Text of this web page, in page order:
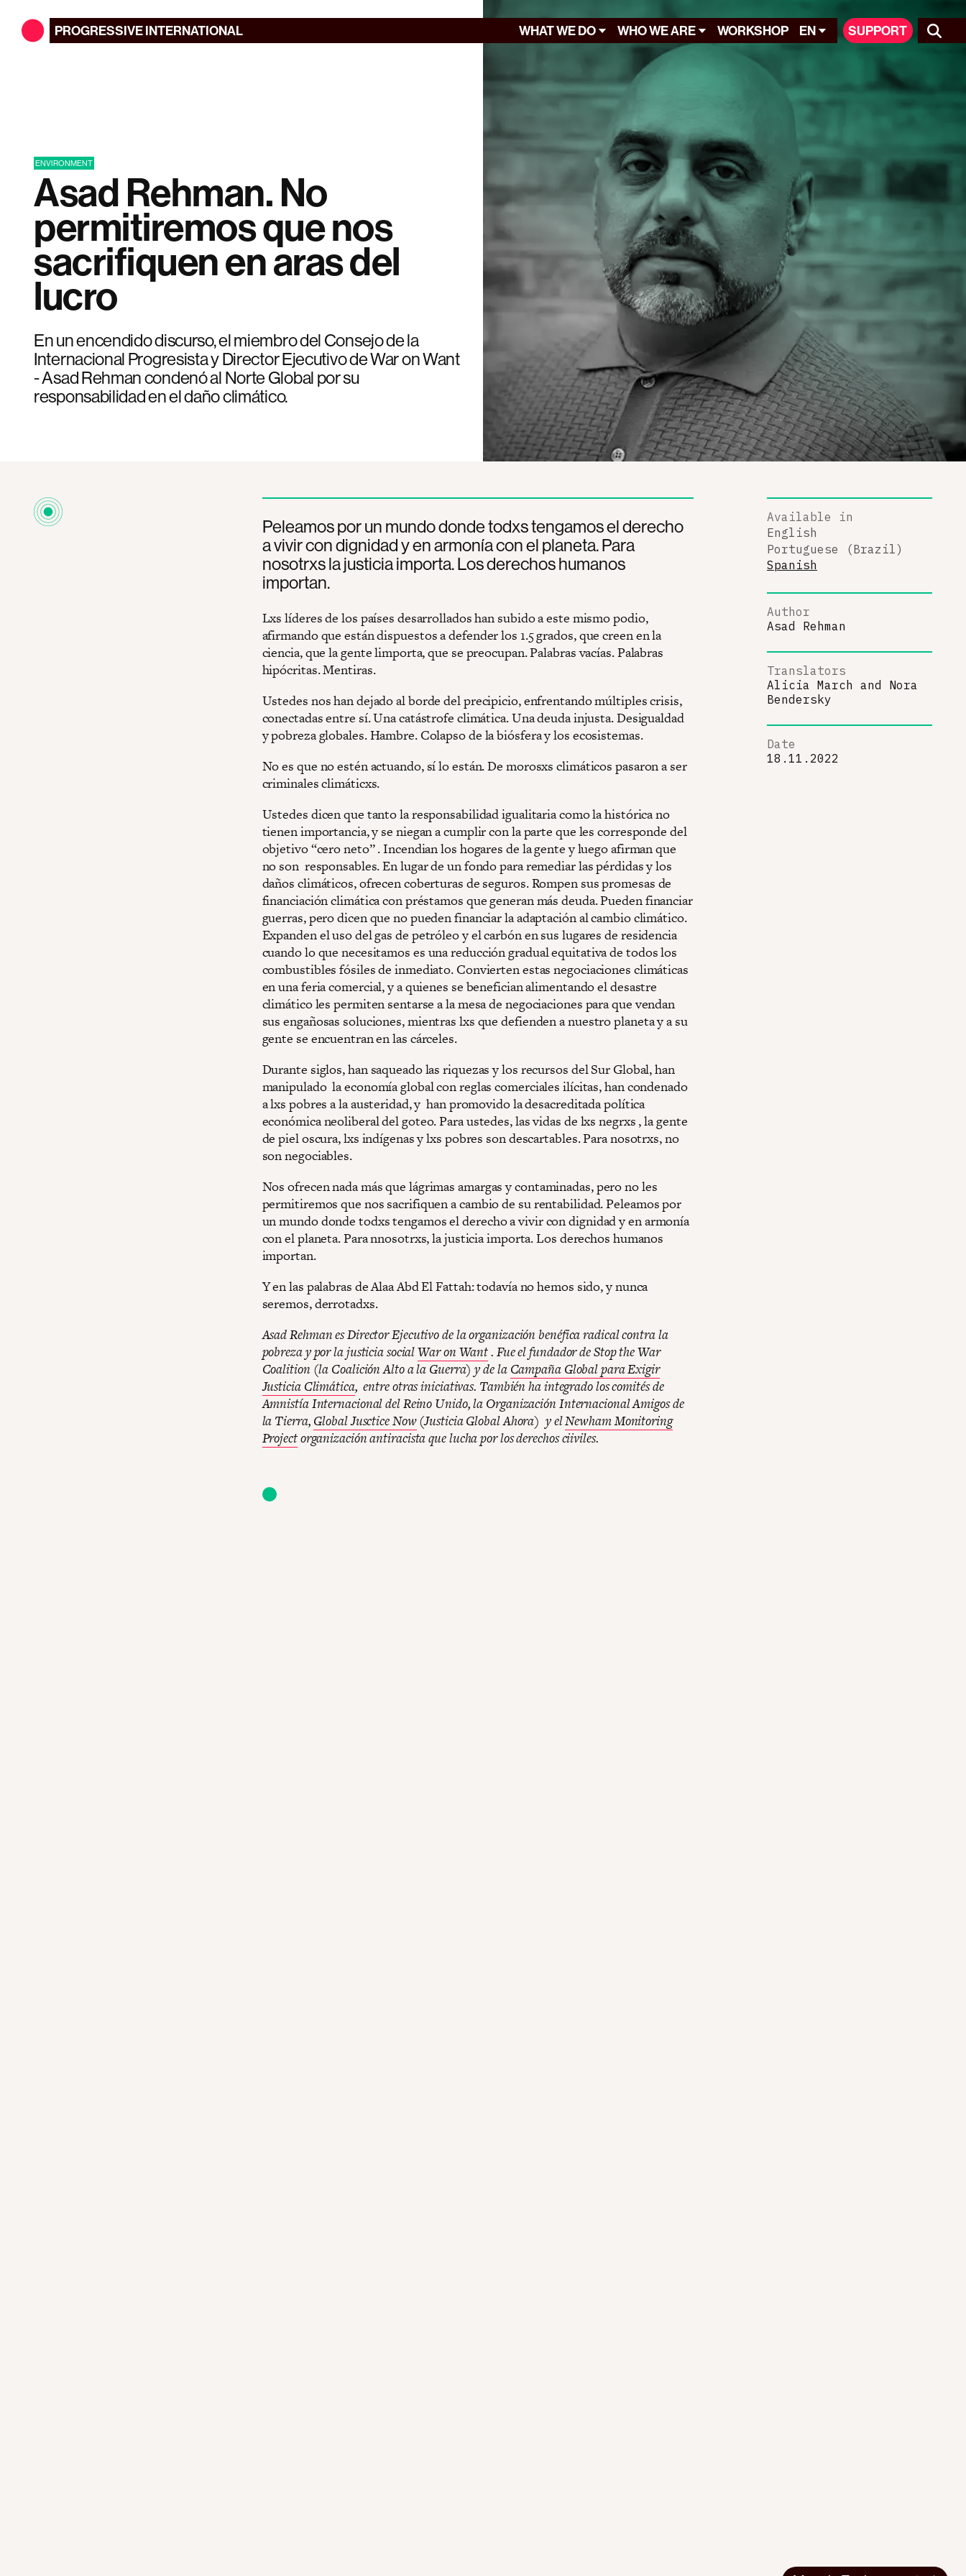
PROGRESSIVEINTERNATIONAL WHAT WE DO WHO WE ARE WORKSHOP EN SUPPORT
ENVIRONMENT
Asad Rehman. No
permitiremos que nos
sacrifiquen en aras del
lucro
En un encendido discurso, el miembro del Consejo de la
Internacional Progresista y Director Ejecutivo de War on Want
- Asad Rehman condenó al Norte Global por su
responsabilidad en el daño climático.
Peleamos por un mundo donde todxs tengamos el derecho
a vivir con dignidad y en armonía con el planeta. Para
nosotrxs la justicia importa. Los derechos humanos
importan.
Lxs líderes de los países desarrollados han subido a este mismo podio,
afirmando que están dispuestos a defender los 1.5 grados, que creen en la
ciencia, que la gente limporta, que se preocupan. Palabras vacías. Palabras
hipócritas. Mentiras.
Ustedes nos han dejado al borde del precipicio, enfrentando múltiples crisis,
conectadas entre sí. Una catástrofe climática. Una deuda injusta. Desigualdad
y pobreza globales. Hambre. Colapso de la biósfera y los ecosistemas.
No es que no estén actuando, sí lo están. De morosxs climáticos pasaron a ser
criminales climáticxs.
Ustedes dicen que tanto la responsabilidad igualitaria como la histórica no
tienen importancia, y se niegan a cumplir con la parte que les corresponde del
objetivo “cero neto” . Incendian los hogares de la gente y luego afirman que
no son responsables. En lugar de un fondo para remediar las pérdidas y los
daños climáticos, ofrecen coberturas de seguros. Rompen sus promesas de
financiación climática con préstamos que generan más deuda. Pueden financiar
guerras, pero dicen que no pueden financiar la adaptación al cambio climático.
Expanden el uso del gas de petróleo y el carbón en sus lugares de residencia
cuando lo que necesitamos es una reducción gradual equitativa de todos los
combustibles fósiles de inmediato. Convierten estas negociaciones climáticas
en una feria comercial, y a quienes se benefician alimentando el desastre
climático les permiten sentarse a la mesa de negociaciones para que vendan
sus engañosas soluciones, mientras lxs que defienden a nuestro planeta y a su
gente se encuentran en las cárceles.
Durante siglos, han saqueado las riquezas y los recursos del Sur Global, han
manipulado la economía global con reglas comerciales ilícitas, han condenado
a lxs pobres a la austeridad, y han promovido la desacreditada política
económica neoliberal del goteo. Para ustedes, las vidas de lxs negrxs , la gente
de piel oscura, lxs indígenas y lxs pobres son descartables. Para nosotrxs, no
son negociables.
Nos ofrecen nada más que lágrimas amargas y contaminadas, pero no les
permitiremos que nos sacrifiquen a cambio de su rentabilidad. Peleamos por
un mundo donde todxs tengamos el derecho a vivir con dignidad y en armonía
con el planeta. Para nnosotrxs, la justicia importa. Los derechos humanos
importan.
Y en las palabras de Alaa Abd El Fattah: todavía no hemos sido, y nunca
seremos, derrotadxs.
Asad Rehman es Director Ejecutivo de la organización benéfica radical contra la
pobreza y por la justicia socialWar on Want. Fue el fundador de Stop the War
Coalition (la Coalición Alto a la Guerra) y de la Campaña Global para Exigir
Justicia Climática, entre otras iniciativas. También ha integrado los comités de
Amnistía Internacional del Reino Unido, la Organización Internacional Amigos de
la Tierra, Global Jusctice Now(Justicia Global Ahora) y elNewham Monitoring
Projectorganización antiracista que lucha por los derechos ciiviles.
Available in
English
Portuguese (Brazil)
Spanish
Author
Asad Rehman
Translators
Alicia March and Nora
Bendersky
Date
18.11.2022